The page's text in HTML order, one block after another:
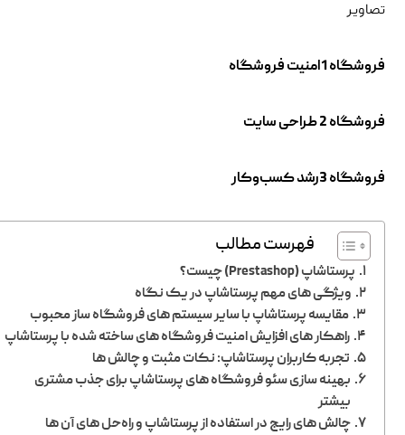
تصاویر
فروشگاه 1امنیت فروشگاه
فروشگاه 2 طراحی سایت
فروشگاه 3رشد کسب‌وکار
فهرست مطالب
پرستاشاپ (Prestashop) چیست؟
ویژگی ‌های مهم پرستاشاپ در یک نگاه
مقایسه پرستاشاپ با سایر سیستم‌ های فروشگاه‌ ساز محبوب
راهکار های افزایش امنیت فروشگاه‌ های ساخته شده با پرستاشاپ
تجربه کاربران پرستاشاپ: نکات مثبت و چالش‌ ها
بهینه ‌سازی سئو فروشگاه‌ های پرستاشاپ برای جذب مشتری
بیشتر
چالش ‌های رایج در استفاده از پرستاشاپ و راه‌حل ‌های آن ‌ها